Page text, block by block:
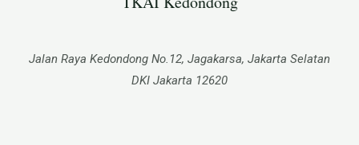
Jalan Raya Kedondong No.12, Jagakarsa, Jakarta Selatan
DKI Jakarta 12620